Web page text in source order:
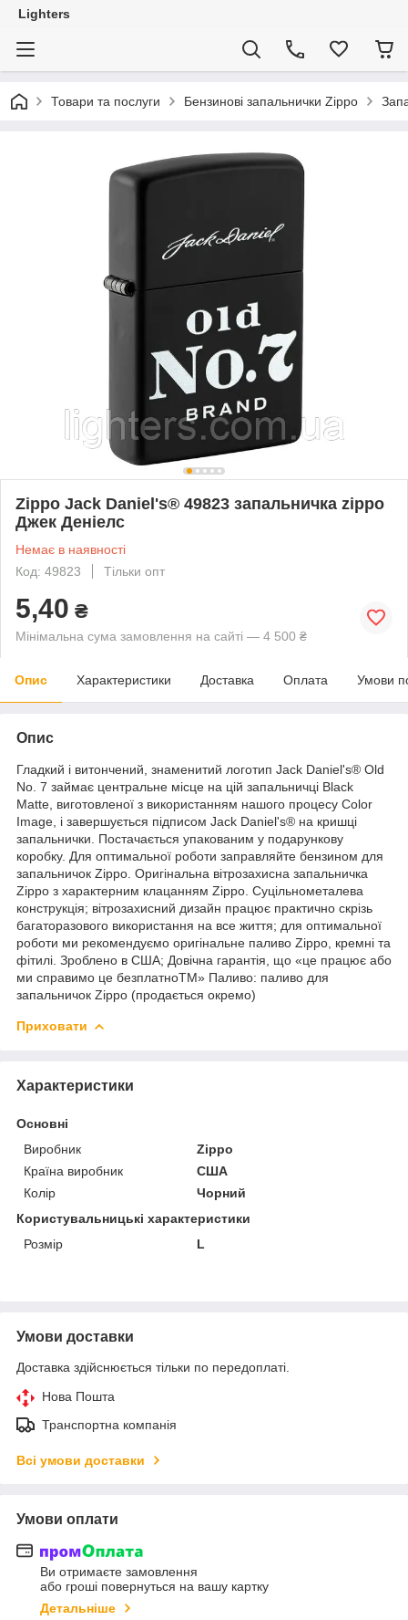
Lighters
Товари та послуги Бензинові запальнички Zippo
Zippo Jack Daniel's® 49823 запальничка zippo
Джек Деніелс
Немає в наявності
Код: 49823
Тільки опт
5,40 ₴
Мінімальна сума замовлення на сайті — 4 500 ₴
Опис Характеристики Доставка Оплата Умови
Опис
Гладкий і витончений, знаменитий логотип Jack Daniel's® Old
No. 7 займає центральне місце на цій запальничці Black
Matte, виготовленої з використанням нашого процесу Color
Image, і завершується підписом Jack Daniel's® на кришці
запальнички. Постачається упакованим у подарункову
коробку. Для оптимальної роботи заправляйте бензином для
запальничок Zippo. Оригінальна вітрозахисна запальничка
Zippo з характерним клацанням Zippo. Суцільнометалева
конструкція; вітрозахисний дизайн працює практично скрізь
багаторазового використання на все життя; для оптимальної
роботи ми рекомендуємо оригінальне паливо Zippo, кремні та
фітилі. Зроблено в США; Довічна гарантія, що «це працює або
ми справимо це безплатноTM» Паливо: паливо для
запальничок Zippo (продається окремо)
Приховати
Характеристики
Основні
Виробник
Zippo
Країна виробник
США
Колір
Чорний
Користувальницькі характеристики
Розмір
L
Умови доставки
Доставка здійснюється тільки по передоплаті.
Нова Пошта
Транспортна компанія
Всі умови доставки
Умови оплати
Ви отримаєте замовлення
або гроші повернуться на вашу картку
Детальніше